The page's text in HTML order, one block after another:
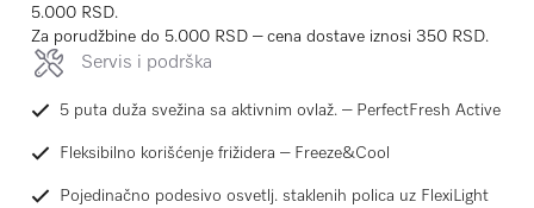
5.000 RSD.
Za porudžbine do 5.000 RSD – cena dostave iznosi 350 RSD.
Servis i podrška
5 puta duža svežina sa aktivnim ovlaž. – PerfectFresh Active
Fleksibilno korišćenje frižidera – Freeze&Cool
Pojedinačno podesivo osvetlj. staklenih polica uz FlexiLight